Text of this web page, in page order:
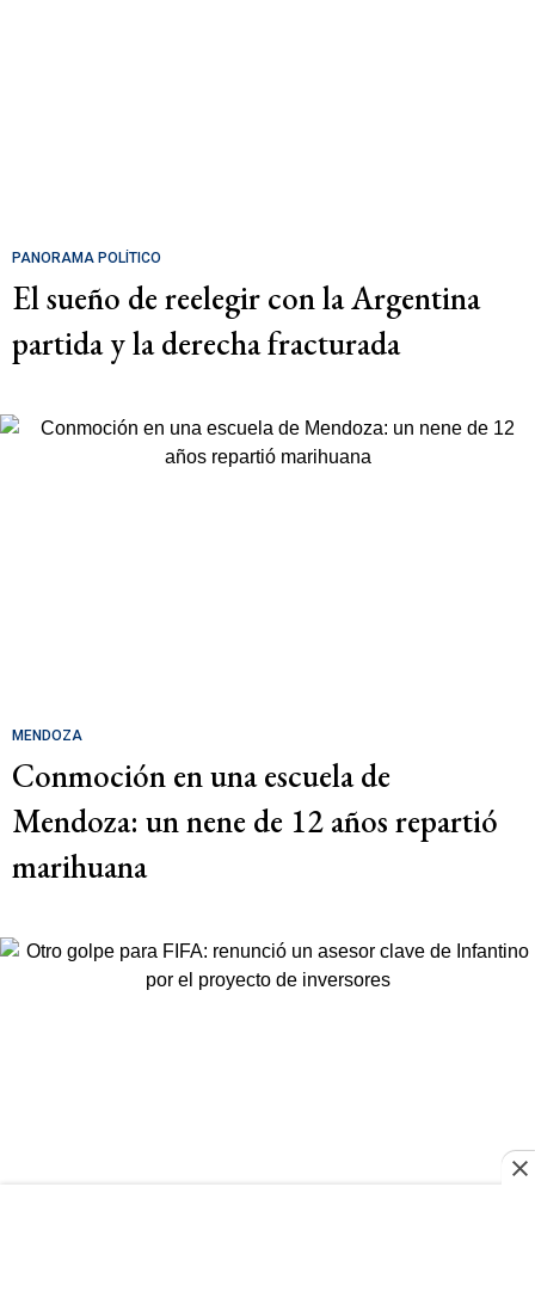
PANORAMA POLÍTICO
El sueño de reelegir con la Argentina
partida y la derecha fracturada
MENDOZA
Conmoción en una escuela de
Mendoza: un nene de 12 años repartió
marihuana